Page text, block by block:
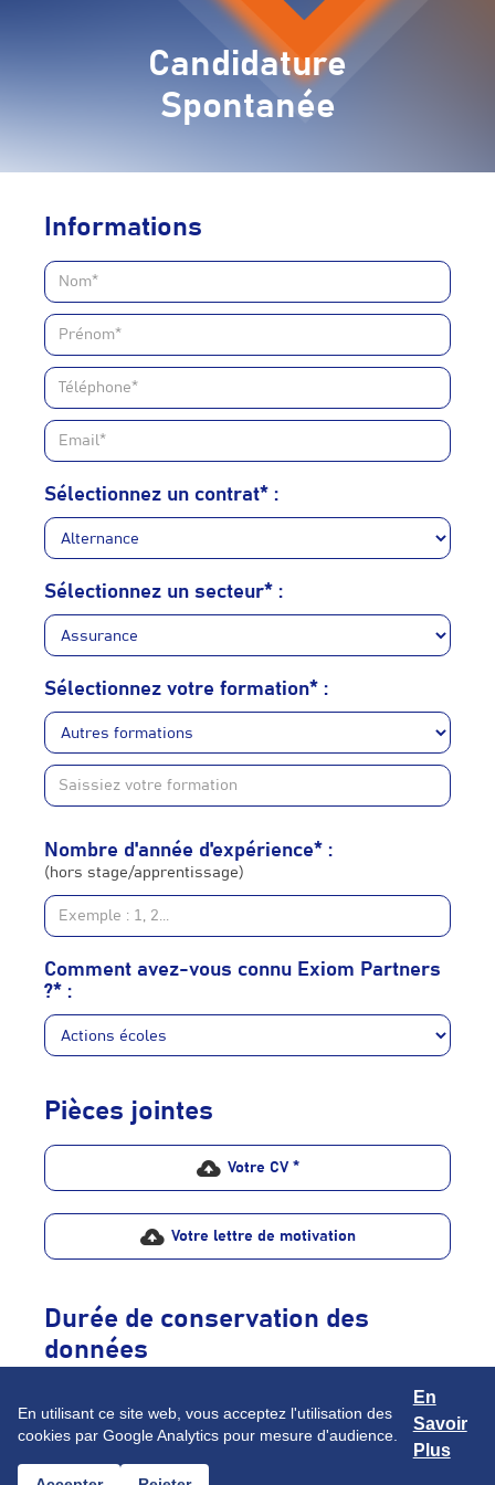
Candidature
Spontanée
Informations
Sélectionnez un contrat* :
Sélectionnez un secteur* :
Sélectionnez votre formation* :
Nombre d'année d'expérience* :
(hors stage/apprentissage)
Comment avez-vous connu Exiom Partners
?* :
Pièces jointes
Votre CV *
Votre lettre de motivation
Durée de conservation des
données
En cochant cette case, vous confirmez avoir lu, compris
et accepté la
déclaration de confidentialité des données *
En utilisant ce site web, vous acceptez l'utilisation des
cookies par Google Analytics pour mesure d'audience.
En
Savoir
Plus